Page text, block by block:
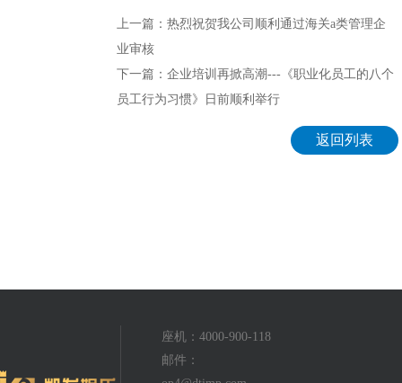
上一篇：热烈祝贺我公司顺利通过海关a类管理企
业审核
下一篇：企业培训再掀高潮---《职业化员工的八个
员工行为习惯》日前顺利举行
返回列表
座机：4000-900-118
邮件：